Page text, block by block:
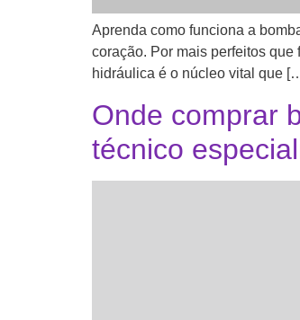
Aprenda como funciona a
coração. Por mais perfeitos
hidráulica é o núcleo vital que
Onde comprar
técnico